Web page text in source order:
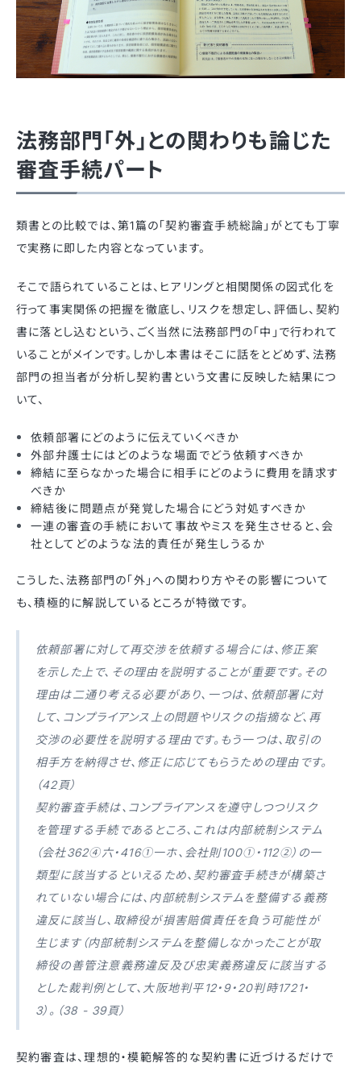
法務部門「外」との関わりも論じた
審査手続パート
類書との比較では、第1篇の「契約審査手続総論」がとても丁寧
で実務に即した内容となっています。
そこで語られていることは、ヒアリングと相関関係の図式化を
行って事実関係の把握を徹底し、リスクを想定し、評価し、契約
書に落とし込むという、ごく当然に法務部門の「中」で行われて
いることがメインです。しかし本書はそこに話をとどめず、法務
部門の担当者が分析し契約書という文書に反映した結果につ
いて、
依頼部署にどのように伝えていくべきか
外部弁護士にはどのような場面でどう依頼すべきか
締結に至らなかった場合に相手にどのように費用を請求す
べきか
締結後に問題点が発覚した場合にどう対処すべきか
一連の審査の手続において事故やミスを発生させると、会
社としてどのような法的責任が発生しうるか
こうした、法務部門の「外」への関わり方やその影響について
も、積極的に解説しているところが特徴です。
依頼部署に対して再交渉を依頼する場合には、修正案
を示した上で、その理由を説明することが重要です。その
理由は二通り考える必要があり、一つは、依頼部署に対
して、コンプライアンス上の問題やリスクの指摘など、再
交渉の必要性を説明する理由です。もう一つは、取引の
相手方を納得させ、修正に応じてもらうための理由です。
（42頁）
契約審査手続は、コンプライアンスを遵守しつつリスク
を管理する手続であるところ、これは内部統制システム
（会社362④六・416①一ホ、会社則100①・112②）の一
類型に該当するといえるため、契約審査手続きが構築さ
れていない場合には、内部統制システムを整備する義務
違反に該当し、取締役が損害賠償責任を負う可能性が
生じます（内部統制システムを整備しなかったことが取
締役の善管注意義務違反及び忠実義務違反に該当する
とした裁判例として、大阪地判平12・9・20判時1721・
3）。（38 - 39頁）
契約審査は、理想的・模範解答的な契約書に近づけるだけで